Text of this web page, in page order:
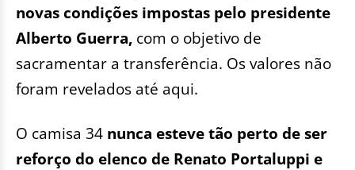
novas condições impostas pelo presidente
Alberto Guerra, com o objetivo de
sacramentar a transferência. Os valores não
foram revelados até aqui.
O camisa 34 nunca esteve tão perto de ser
reforço do elenco de Renato Portaluppi e